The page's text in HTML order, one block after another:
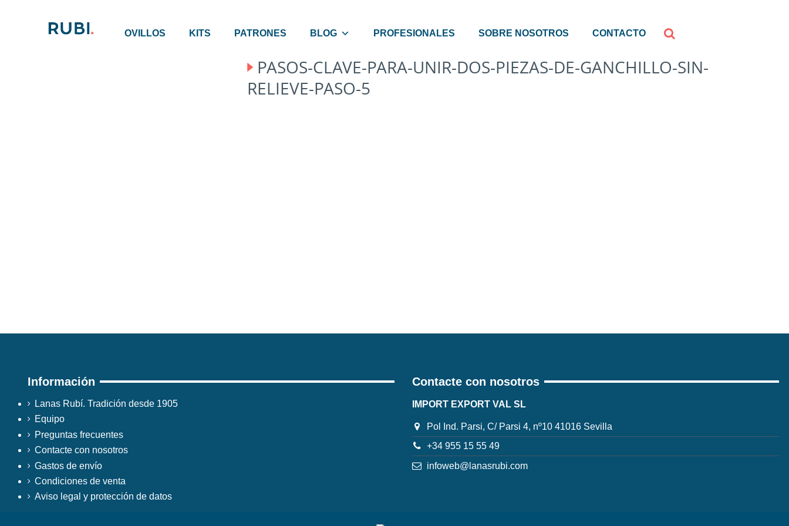
OVILLOS KITS PATRONES BLOG PROFESIONALES SOBRE NOSOTROS CONTACTO
PASOS-CLAVE-PARA-UNIR-DOS-PIEZAS-DE-GANCHILLO-SIN-
RELIEVE-PASO-5
Información
Lanas Rubí. Tradición desde 1905
Equipo
Preguntas frecuentes
Contacte con nosotros
Gastos de envío
Condiciones de venta
Aviso legal y protección de datos
Contacte con nosotros
IMPORT EXPORT VAL SL
Pol Ind. Parsi, C/ Parsi 4, nº10 41016 Sevilla
+34 955 15 55 49
infoweb@lanasrubi.com